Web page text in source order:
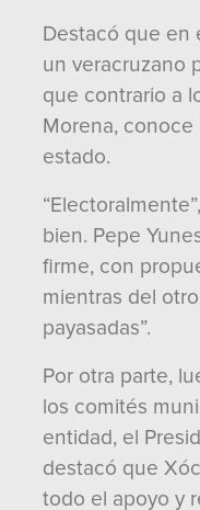
Destacó que en
un veracruzano
que contrario a
Morena,
estado.
bien. Pepe
firme, con
mientras del
payasadas”.
Por otra parte,
los comités
entidad, el
destacó que
todo el apoyo y